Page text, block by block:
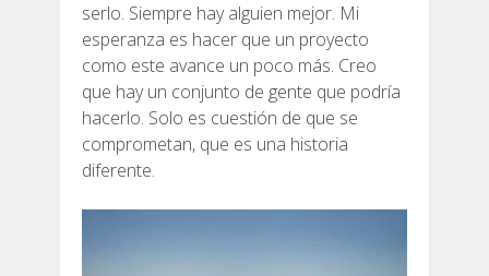
serlo. Siempre hay alguien mejor. Mi
esperanza es hacer que un proyecto
como este avance un poco más. Creo
que hay un conjunto de gente que podría
hacerlo. Solo es cuestión de que se
comprometan, que es una historia
diferente.